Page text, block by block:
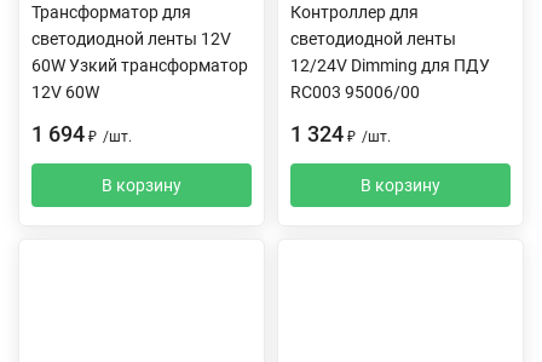
Трансформатор для
светодиодной ленты 12V
60W Узкий трансформатор
12V 60W
1 694 ₽ /шт.
В корзину
Контроллер для
светодиодной ленты
12/24V Dimming для ПДУ
RC003 95006/00
1 324 ₽ /шт.
В корзину